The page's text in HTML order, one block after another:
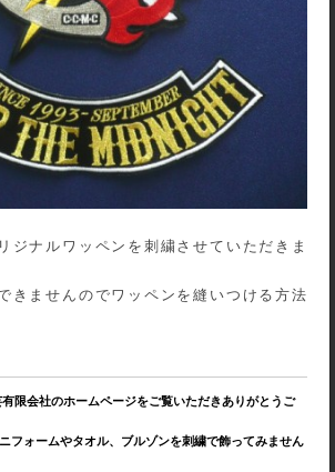
ジナルワッペンを刺繍させていただきま
きませんのでワッペンを縫いつける方法
限会社のホームページをご覧いただきありがとうご
フォームやタオル、ブルゾンを刺繍で飾ってみません